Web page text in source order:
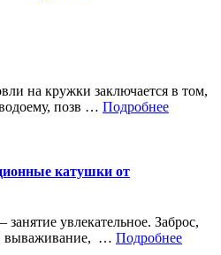
на кружки заключается в том,
позв … Подробнее
катушки от
увлекательное. Заброс,
вываживание, … Подробнее